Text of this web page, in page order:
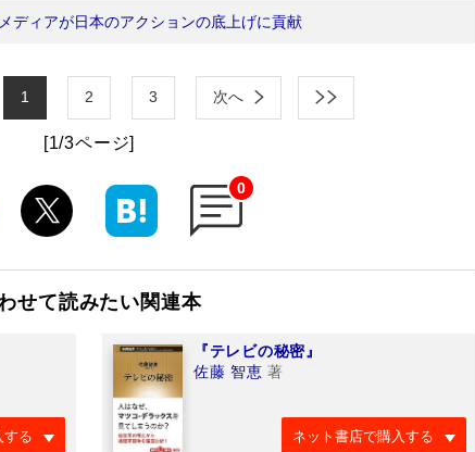
ディアが日本のアクションの底上げに貢献
1 2 3 次へ
[1/3ページ]
0
せて読みたい関連本
する
『テレビの秘密』
佐藤 智恵 著
ネット書店で購入する